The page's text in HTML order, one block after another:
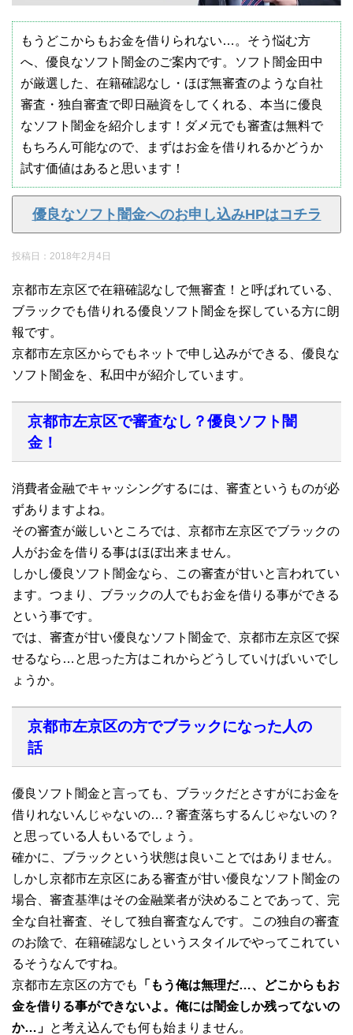
もうどこからもお金を借りられない…。そう悩む方
へ、優良なソフト闇金のご案内です。ソフト闇金田中
が厳選した、在籍確認なし・ほぼ無審査のような自社
審査・独自審査で即日融資をしてくれる、本当に優良
なソフト闇金を紹介します！ダメ元でも審査は無料で
もちろん可能なので、まずはお金を借りれるかどうか
試す価値はあると思います！
優良なソフト闇金へのお申し込みHPはコチラ
投稿日： 2018年2月4日
京都市左京区で在籍確認なしで無審査！と呼ばれている、
ブラックでも借りれる優良ソフト闇金を探している方に朗
報です。
京都市左京区からでもネットで申し込みができる、優良な
ソフト闇金を、私田中が紹介しています。
京都市左京区で審査なし？優良ソフト闇
金！
消費者金融でキャッシングするには、審査というものが必
ずありますよね。
その審査が厳しいところでは、京都市左京区でブラックの
人がお金を借りる事はほぼ出来ません。
しかし優良ソフト闇金なら、この審査が甘いと言われてい
ます。つまり、ブラックの人でもお金を借りる事ができる
という事です。
では、審査が甘い優良なソフト闇金で、京都市左京区で探
せるなら…と思った方はこれからどうしていけばいいでし
ょうか。
京都市左京区の方でブラックになった人の
話
優良ソフト闇金と言っても、ブラックだとさすがにお金を
借りれないんじゃないの…？審査落ちするんじゃないの？
と思っている人もいるでしょう。
確かに、ブラックという状態は良いことではありません。
しかし京都市左京区にある審査が甘い優良なソフト闇金の
場合、審査基準はその金融業者が決めることであって、完
全な自社審査、そして独自審査なんです。この独自の審査
のお陰で、在籍確認なしというスタイルでやってこれてい
るそうなんですね。
京都市左京区の方でも
「もう俺は無理だ…、どこからもお
金を借りる事ができないよ。俺には闇金しか残ってないの
か…」 と考え込んでも何も始まりません。